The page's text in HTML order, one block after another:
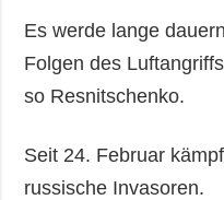
ZUSÄTZLICH
Veröffentlichungen
Interview
Video
Es werde lange
Folgen des
so Resnitschenko.
Seit 24. Februar
russische Invasoren.